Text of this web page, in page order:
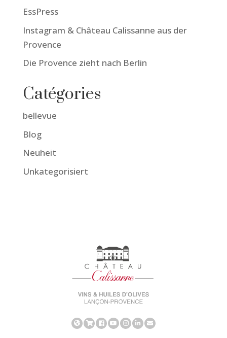
EssPress
Instagram & Château Calissanne aus der
Provence
Die Provence zieht nach Berlin
Catégories
bellevue
Blog
Neuheit
Unkategorisiert